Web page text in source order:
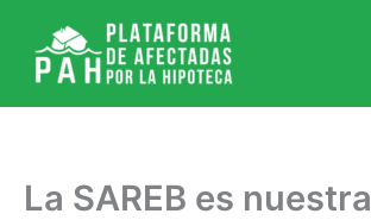
contenido
La SAREB es nuestra